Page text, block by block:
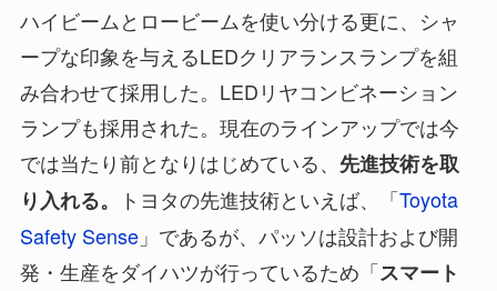
ハイビームとロービームを使い分ける更に、シャ
ープな印象を与えるLEDクリアランスランプを組
み合わせて採用した。LEDリヤコンビネーション
ランプも採用された。現在のラインアップでは今
では当たり前となりはじめている、 先進技術を取
り入れる。
トヨタの先進技術といえば、「Toyota
Safety Sense」であるが、パッソは設計および開
発・生産をダイハツが行っているため「スマート